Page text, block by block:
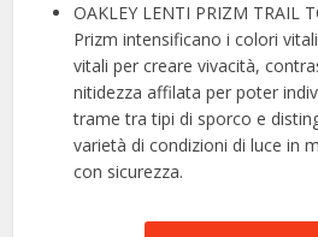
OAKLEY LENTI PRIZM TRAIL
Prizm intensificano i colori
vitali per creare vivacità,
nitidezza affilata per poter
trame tra tipi di sporco e
varietà di condizioni di luce in
con sicurezza.